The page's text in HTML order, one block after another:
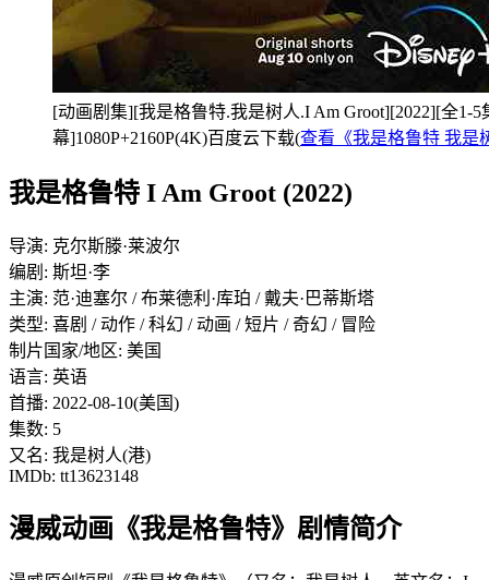
[动画剧集][我是格鲁特.我是树人.I Am Groot][2022][全1-
幕]1080P+2160P(4K)百度云下载(查看《我是格鲁特 我是
我是格鲁特 I Am Groot (2022)
导演: 克尔斯滕·莱波尔
编剧: 斯坦·李
主演: 范·迪塞尔 / 布莱德利·库珀 / 戴夫·巴蒂斯塔
类型: 喜剧 / 动作 / 科幻 / 动画 / 短片 / 奇幻 / 冒险
制片国家/地区: 美国
语言: 英语
首播: 2022-08-10(美国)
集数: 5
又名: 我是树人(港)
IMDb: tt13623148
漫威动画《我是格鲁特》剧情简介